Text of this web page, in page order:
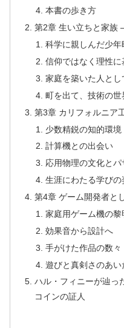
本書の歩き方
第2章 生い立ちと家族
科学に親しんだ少年
信仰ではなく理性に
家庭を築いた人とし
町を出て、技術の世
第3章 カリフォルニア
少数精鋭の知的環境
計算機との出会い
応用物理の文化と
生涯にわたる学びの
第4章 ゲーム開発者と
家庭用ゲーム機の黎
効果音から設計へ
手がけた作品の数々
遊びと真剣さのあい
ハル・フィニーが辿っ
コインの証人